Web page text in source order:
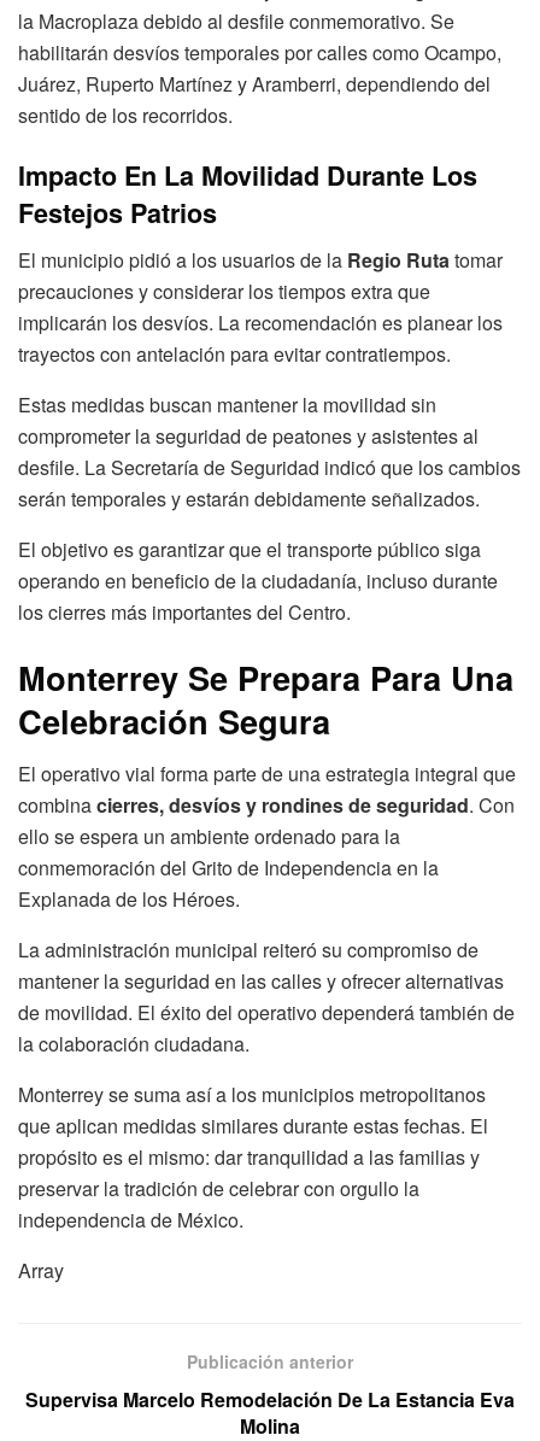
la Macroplaza debido al desfile conmemorativo. Se
habilitarán desvíos temporales por calles como Ocampo,
Juárez, Ruperto Martínez y Aramberri, dependiendo del
sentido de los recorridos.
Impacto En La Movilidad Durante Los
Festejos Patrios
El municipio pidió a los usuarios de la Regio Rutatomar
precauciones y considerar los tiempos extra que
implicarán los desvíos. La recomendación es planear los
trayectos con antelación para evitar contratiempos.
Estas medidas buscan mantener la movilidad sin
comprometer la seguridad de peatones y asistentes al
desfile. La Secretaría de Seguridad indicó que los cambios
serán temporales y estarán debidamente señalizados.
El objetivo es garantizar que el transporte público siga
operando en beneficio de la ciudadanía, incluso durante
los cierres más importantes del Centro.
Monterrey Se Prepara Para Una
Celebración Segura
El operativo vial forma parte de una estrategia integral que
combinacierres, desvíos y rondines de seguridad. Con
ello se espera un ambiente ordenado para la
conmemoración del Grito de Independencia en la
Explanada de los Héroes.
La administración municipal reiteró su compromiso de
mantener la seguridad en las calles y ofrecer alternativas
de movilidad. El éxito del operativo dependerá también de
la colaboración ciudadana.
Monterrey se suma así a los municipios metropolitanos
que aplican medidas similares durante estas fechas. El
propósito es el mismo: dar tranquilidad a las familias y
preservar la tradición de celebrar con orgullo la
independencia de México.
Array
Publicación anterior
Supervisa Marcelo Remodelación De La Estancia Eva
Molina